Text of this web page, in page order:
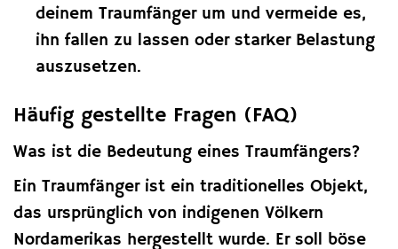
deinem Traumfänger um und vermeide es,
ihn fallen zu lassen oder starker Belastung
auszusetzen.
Häufig gestellte Fragen (FAQ)
Was ist die Bedeutung eines Traumfängers?
Ein Traumfänger ist ein traditionelles Objekt,
das ursprünglich von indigenen Völkern
Nordamerikas hergestellt wurde. Er soll böse